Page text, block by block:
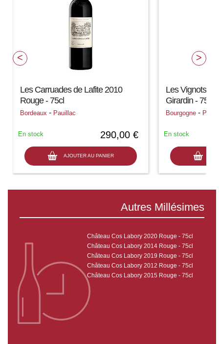
Les Carruades de Lafite 2010
Rouge - 75cl
Bordeaux - Pauillac
290,00 €
AJOUTER AU PANIER
En stock
Les Vignots
Girardin - 75cl
Bourgogne -
En stock
Autres Millésimes
Château Cos Labory 2020 Rouge - 75cl
Château Cos Labory 2014 Rouge - 75cl
Château Cos Labory 2019 Rouge - 75cl
Château Cos Labory 2012 Rouge - 75cl
Château Cos Labory 2015 Rouge - 75cl